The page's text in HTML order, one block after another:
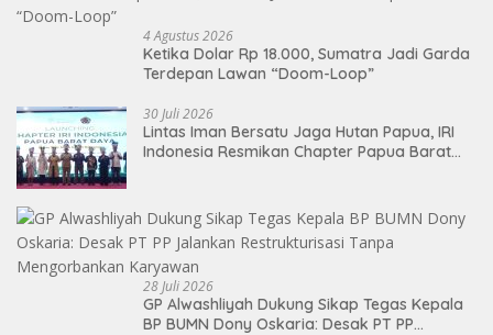
4 Agustus 2026
Ketika Dolar Rp 18.000, Sumatra Jadi Garda
Terdepan Lawan “Doom-Loop”
30 Juli 2026
Lintas Iman Bersatu Jaga Hutan Papua, IRI
Indonesia Resmikan Chapter Papua Barat
28 Juli 2026
GP Alwashliyah Dukung Sikap Tegas Kepala
BP BUMN Dony Oskaria: Desak PT PP